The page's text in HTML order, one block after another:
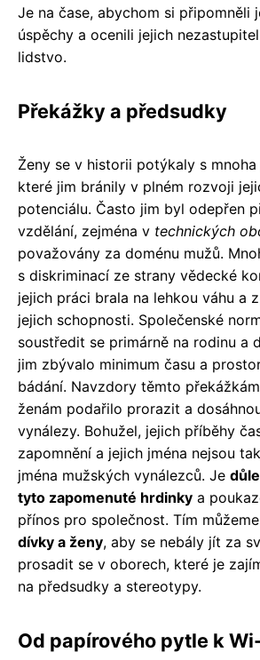
Je na čase, abychom si připomněli
úspěchy a ocenili jejich
lidstvo.
Překážky a předsudky
Ženy se v historii potýkaly s
které jim bránily v plném rozvoji
potenciálu. Často jim byl odepřen
vzdělání, zejména v technických
považovány za doménu mužů.
s diskriminací ze strany vědecké
jejich práci brala na lehkou váhu a
jejich schopnosti. Společenské
soustředit se primárně na rodinu a
jim zbývalo minimum času a
bádání. Navzdory těmto
ženám podařilo prorazit a
vynálezy. Bohužel, jejich příběhy
zapomnění a jejich jména nejsou
jména mužských vynálezců. Je
tyto zapomenuté hrdinky a
přínos pro společnost. Tím můžeme
dívky a ženy, aby se nebály jít za
prosadit se v oborech, které je
na předsudky a stereotypy.
Od papírového pytle k